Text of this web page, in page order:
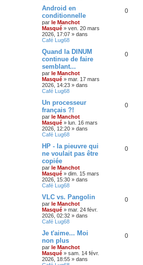
Android en
conditionnelle
par le Manchot
Masqué » ven. 20 mars
2026, 17:07 » dans
Café Lug68
0
Quand la DINUM
continue de faire
semblant...
par le Manchot
Masqué » mar. 17 mars
2026, 14:23 » dans
Café Lug68
0
Un processeur
français ?!
par le Manchot
Masqué » lun. 16 mars
2026, 12:20 » dans
Café Lug68
0
HP - la pieuvre qui
ne voulait pas être
copiée
par le Manchot
Masqué » dim. 15 mars
2026, 15:30 » dans
Café Lug68
0
VLC vs. Pangolin
par le Manchot
Masqué » mar. 24 févr.
2026, 02:32 » dans
Café Lug68
0
Je t'aime... Moi
non plus
par le Manchot
Masqué » sam. 14 févr.
2026, 18:55 » dans
0